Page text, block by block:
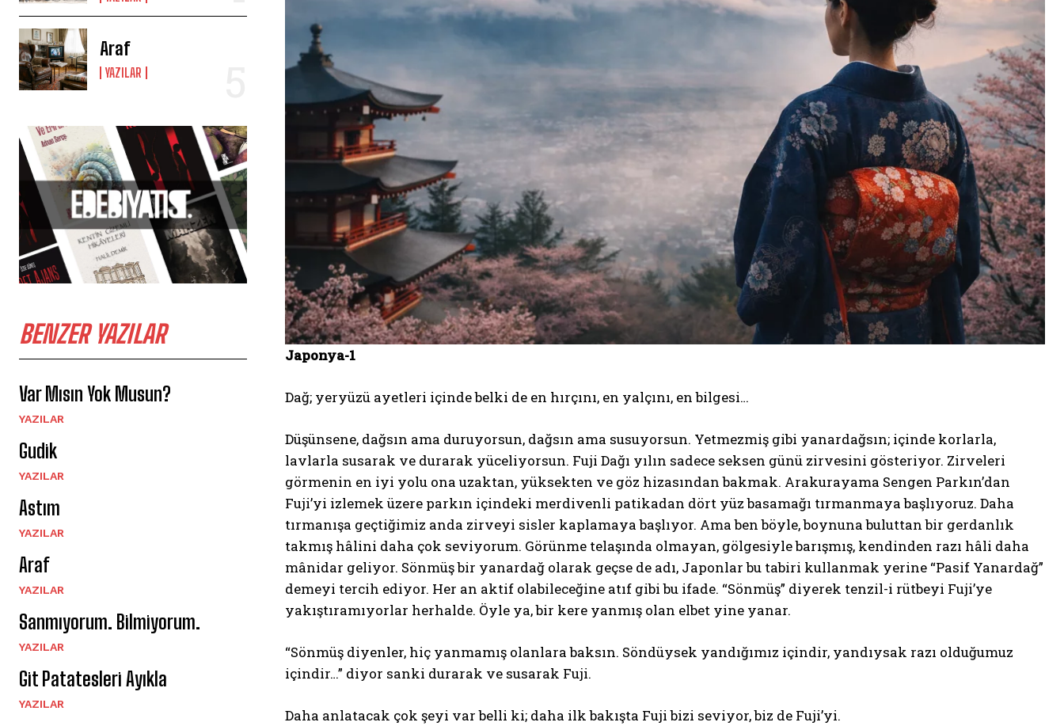
Araf
YAZILAR
BENZER YAZILAR
Var Mısın Yok Musun?
YAZILAR
Gudik
YAZILAR
Astım
YAZILAR
Araf
YAZILAR
Sanmıyorum. Bilmiyorum.
YAZILAR
Git Patatesleri Ayıkla
YAZILAR
Japonya-1
Dağ; yeryüzü ayetleri içinde belki de en hırçını, en yalçını, en bilgesi…
Düşünsene, dağsın ama duruyorsun, dağsın ama susuyorsun. Yetmezmiş gibi yanardağsın; içinde korlarla,
lavlarla susarak ve durarak yüceliyorsun. Fuji Dağı yılın sadece seksen günü zirvesini gösteriyor. Zirveleri
görmenin en iyi yolu ona uzaktan, yüksekten ve göz hizasından bakmak. Arakurayama Sengen Parkın’dan
Fuji’yi izlemek üzere parkın içindeki merdivenli patikadan dört yüz basamağı tırmanmaya başlıyoruz. Daha
tırmanışa geçtiğimiz anda zirveyi sisler kaplamaya başlıyor. Ama ben böyle, boynuna buluttan bir gerdanlık
takmış hâlini daha çok seviyorum. Görünme telaşında olmayan, gölgesiyle barışmış, kendinden razı hâli daha
mânidar geliyor. Sönmüş bir yanardağ olarak geçse de adı, Japonlar bu tabiri kullanmak yerine “Pasif Yanardağ”
demeyi tercih ediyor. Her an aktif olabileceğine atıf gibi bu ifade. “Sönmüş” diyerek tenzil-i rütbeyi Fuji’ye
yakıştıramıyorlar herhalde. Öyle ya, bir kere yanmış olan elbet yine yanar.
“Sönmüş diyenler, hiç yanmamış olanlara baksın. Söndüysek yandığımız içindir, yandıysak razı olduğumuz
içindir…” diyor sanki durarak ve susarak Fuji.
Daha anlatacak çok şeyi var belli ki; daha ilk bakışta Fuji bizi seviyor, biz de Fuji’yi.